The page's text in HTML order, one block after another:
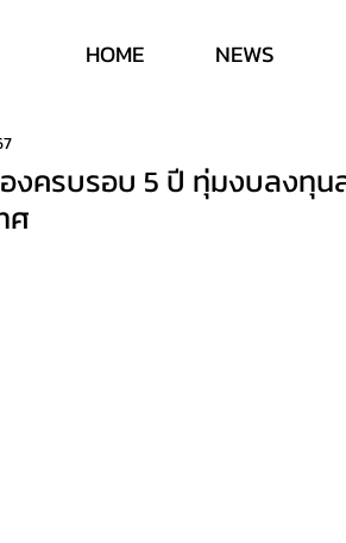
HOME NEWS
งครบรอบ 5 ปี ทุ่มงบลงทุน
ศ